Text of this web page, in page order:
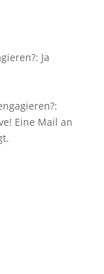
Ja
Eine Mail an